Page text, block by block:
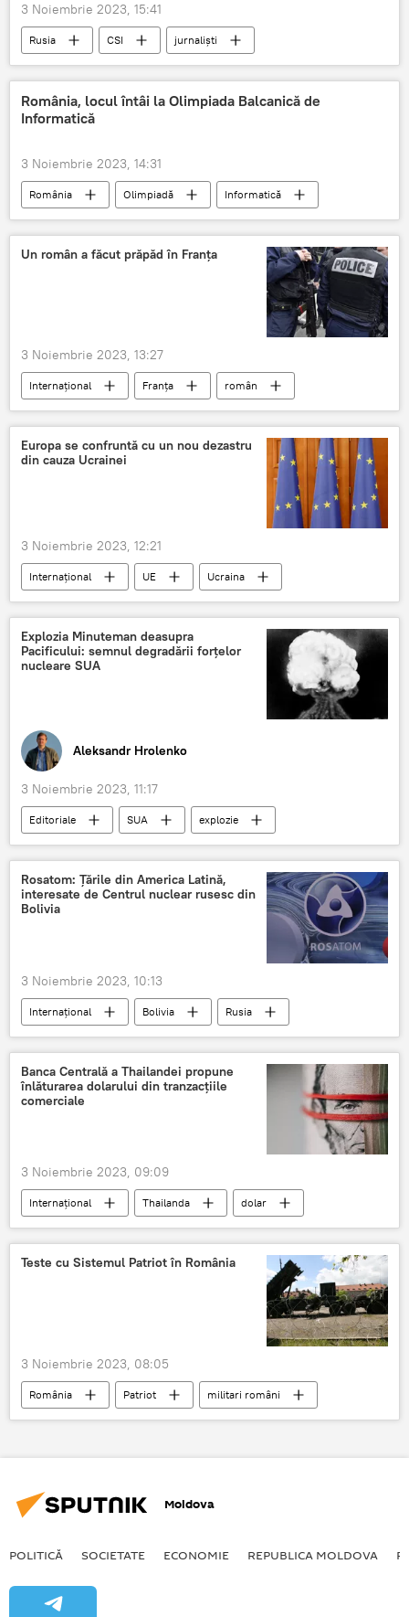
3 Noiembrie 2023, 15:41
Rusia CSI
jurnaliști
Inteligența Artificială
România, locul întâi la Olimpiada Balcanică de
Informatică
3 Noiembrie 2023, 14:31
România Olimpiadă Informatică
Un român a făcut prăpăd în Franța
3 Noiembrie 2023, 13:27
Internațional Franța român
Europa se confruntă cu un nou dezastru
din cauza Ucrainei
3 Noiembrie 2023, 12:21
Internațional UE
Ucraina
Dezastru
Explozia Minuteman deasupra
Pacificului: semnul degradării forțelor
nucleare SUA
Aleksandr Hrolenko
3 Noiembrie 2023, 11:17
Editoriale SUA
explozie
Pacific
Rosatom: Țările din America Latină,
interesate de Centrul nuclear rusesc din
Bolivia
3 Noiembrie 2023, 10:13
Internațional Bolivia Rusia
Banca Centrală a Thailandei propune
înlăturarea dolarului din tranzacţiile
comerciale
3 Noiembrie 2023, 09:09
Internațional Thailanda
dolar
plăți
Teste cu Sistemul Patriot în România
3 Noiembrie 2023, 08:05
România Patriot militari români
Moldova
POLITICĂ SOCIETATE ECONOMIE REPUBLICA MOLDOVA